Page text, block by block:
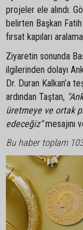
projeler ele alındı.
belirten Başkan
fırsat kapıları
Ziyaretin sonunda
ilgilerinden dolayı
Dr. Duran Kalkan’a
ardından Taştan,
üretmeye ve ortak
edeceğiz"mesajını
Bu haber toplam